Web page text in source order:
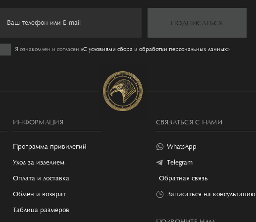
ПОДПИСАТЬСЯ
Я ознакомлен и согласен «C условиями сбора и обработки персональных данных»
ИНФОРМАЦИЯ
Программа привилегий
Уход за изделием
Оплата и доставка
Обмен и возврат
Таблица размеров
СВЯЗАТЬСЯ С НАМИ
WhatsApp
Telegram
Обратная связь
Записаться на консультацию